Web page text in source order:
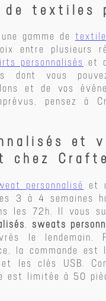
textiles
gamme de
entre plusieurs
personnalisés et
dont vous
et de vos
pensez à
et
chez
personnalisé et
3 à 4 semaines
les 72h. Il vous
, sweats
le lendemain.
la commande
les clés USB.
est limitée à 50